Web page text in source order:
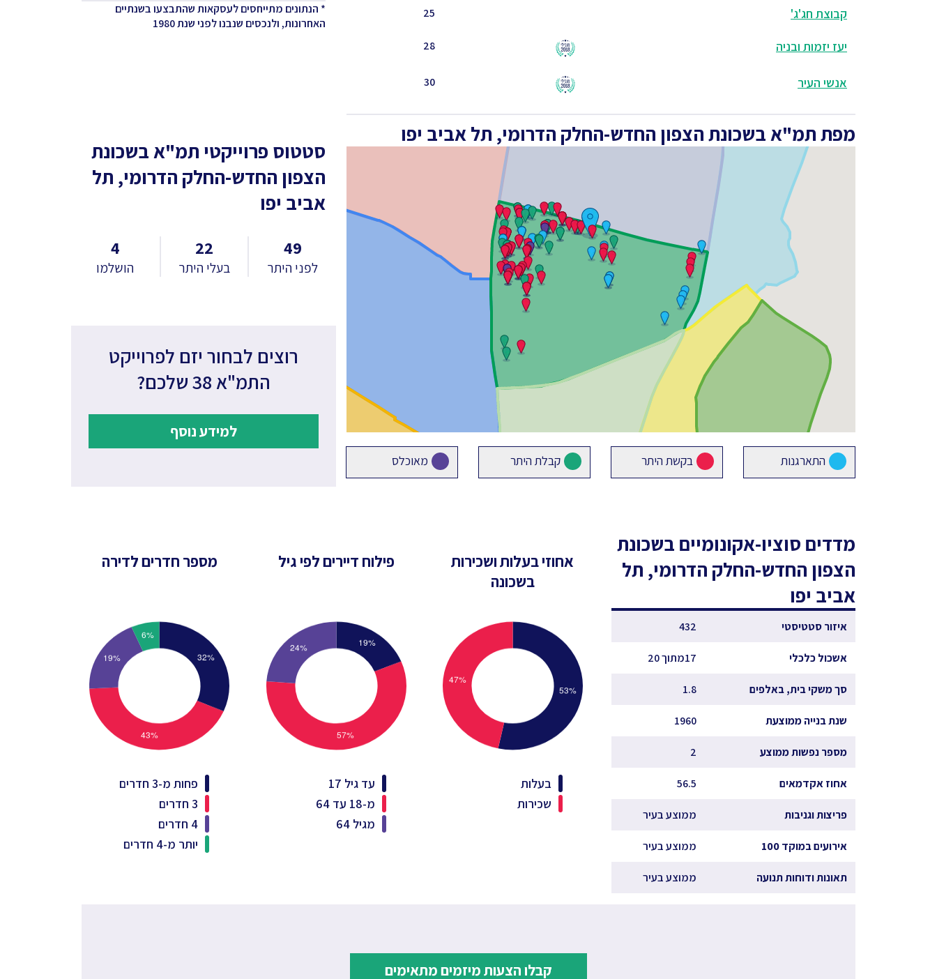
קבוצת חג'ג' 25
יעז יזמות ובניה 28
אנשי העיר 30
* הנתונים מתייחסים לעסקאות שהתבצעו בשנתיים
האחרונות, ולנכסים שנבנו לפני שנת 1980
מפת תמ"א בשכונת הצפון החדש-החלק הדרומי, תל אביב יפו
התארגנות בקשת היתר קבלת היתר מאוכלס
סטטוס פרוייקטי תמ"אבשכונת
הצפון החדש-החלק הדרומי, תל
אביב יפו
49
לפני היתר
22
בעלי היתר
4
הושלמו
רוצים לבחור יזם לפרוייקט
התמ"א 38 שלכם?
למידע נוסף
מדדים סוציו-אקונומיים בשכונת
הצפון החדש-החלק הדרומי, תל
אביב יפו
איזור סטטיסטי 432
אשכול כלכלי 17מתוך 20
סך משקי בית, באלפים 1.8
שנת בנייה ממוצעת 1960
מספר נפשות ממוצע 2
אחוז אקדמאים 56.5
פריצות וגניבות ממוצע בעיר
אירועים במוקד 100 ממוצע בעיר
תאונות ודוחות תנועה ממוצע בעיר
אחוזי בעלות ושכירות
בשכונה
בעלות
שכירות
פילוח דיירים לפי גיל
עד גיל 17
מ-18 עד 64
מגיל 64
מספר חדרים לדירה
פחות מ-3 חדרים
3 חדרים
4 חדרים
יותר מ-4 חדרים
קבלו הצעות מיזמים מתאימים